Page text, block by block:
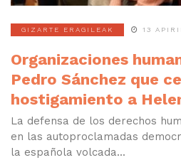
GIZARTE ERAGILEAK 13
Organizaciones
Pedro Sánchez que
hostigamiento a
La defensa de los derechos
en las autoproclamadas
la española volcada...